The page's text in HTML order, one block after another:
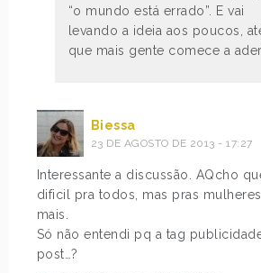
“o mundo está errado”. E vai
levando a ideia aos poucos,
que mais gente comece a
Biessa
23 DE AGOSTO DE 2013 - 17:27
Interessante a discussão. AQcho
dificil pra todos, mas pras
mais.
Só não entendi pq a tag
post…?